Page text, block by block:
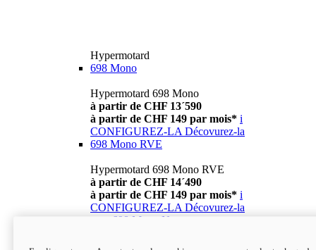
Hypermotard
698 Mono
Hypermotard 698 Mono
à partir de CHF 13´590
à partir de CHF 149 par mois* i
CONFIGUREZ-LA Décovurez-la
698 Mono RVE
Hypermotard 698 Mono RVE
à partir de CHF 14´490
à partir de CHF 149 par mois* i
CONFIGUREZ-LA Décovurez-la
698 Mono Nera
Hypermotard 698 Mono Nera